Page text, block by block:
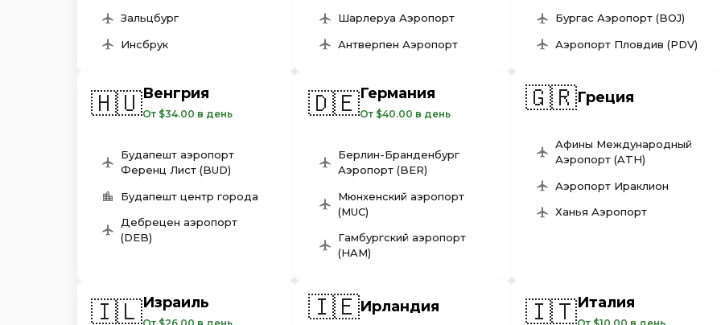
Зальцбург
Инсбрук
Шарлеруа Аэропорт
Антверпен Аэропорт
Бургас Аэропорт (BOJ)
Аэропорт Пловдив (PDV)
🇭🇺Венгрия
От $34.00 в день
Будапешт аэропорт
Ференц Лист (BUD)
Будапешт центр города
Дебрецен aэропорт
(DEB)
🇩🇪Германия
От $40.00 в день
Берлин-Бранденбург
Аэропорт (BER)
Мюнхенский аэропорт
(MUC)
Гамбургский аэропорт
(HAM)
🇬🇷Греция
Афины Международный
Аэропорт (ATH)
Аэропорт Ираклион
Ханья Аэропорт
🇮🇱Израиль 🇮🇪Ирландия 🇮🇹Италия